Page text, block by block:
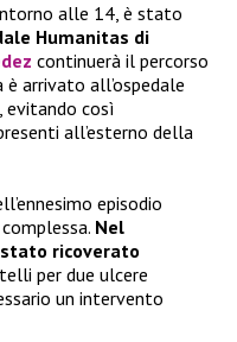
alle 14, è stato
Humanitas di
continuerà il percorso
arrivato all’ospedale
evitando così
all’esterno della
episodio
Nel
ricoverato
per due ulcere
un intervento